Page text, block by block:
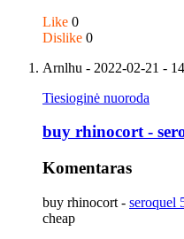
Like 0
Dislike 0
Arnlhu - 2022-02-21 -
Tiesioginė nuoroda
buy rhinocort -
Komentaras
buy rhinocort - seroquel
cheap